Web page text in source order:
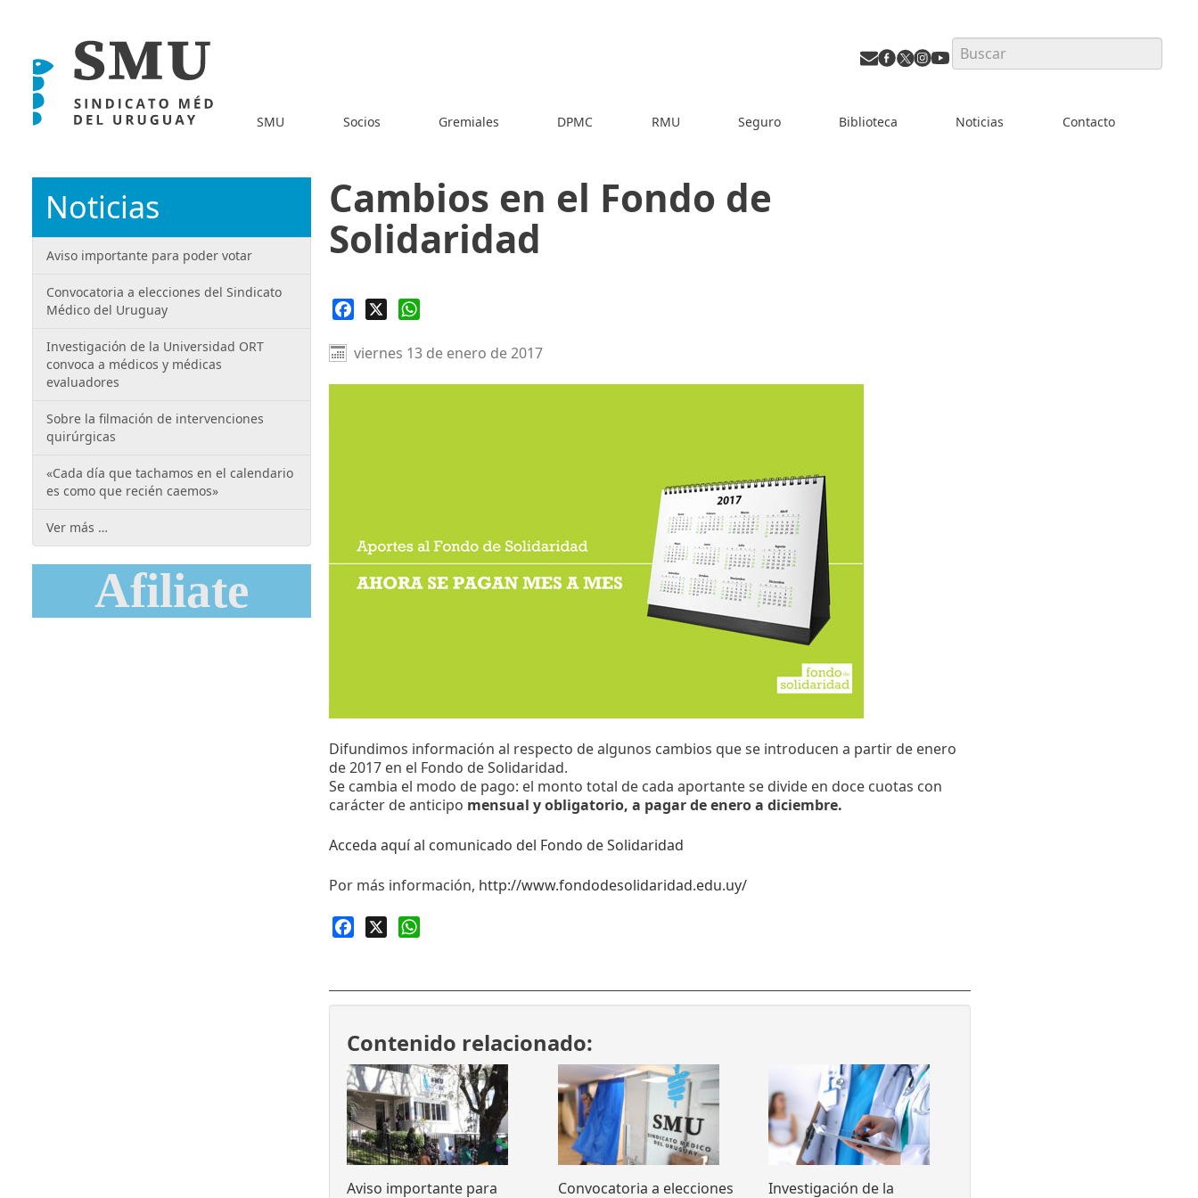
Search
SMU Socios Gremiales DPMC RMU Seguro Biblioteca Noticias Contacto
Cambios en el Fondo de
Solidaridad
Facebook
viernes 13 de enero de 2017
Difundimos información al respecto de algunos cambios que se introducen a partir de enero
de 2017 en el Fondo de Solidaridad.
Se cambia el modo de pago: el monto total de cada aportante se divide en doce cuotas con
carácter de anticipo mensual y obligatorio, a pagar de enero a diciembre.
Acceda aquí al comunicado del Fondo de Solidaridad
Por más información, http://www.fondodesolidaridad.edu.uy/
Facebook
Contenido relacionado:
Aviso importante para
Convocatoria a elecciones
Investigación de la
Noticias
Aviso importante para poder votar
Convocatoria a elecciones del Sindicato
Médico del Uruguay
Investigación de la Universidad ORT
convoca a médicos y médicas
evaluadores
Sobre la filmación de intervenciones
quirúrgicas
«Cada día que tachamos en el calendario
es como que recién caemos»
Ver más …
Afiliate